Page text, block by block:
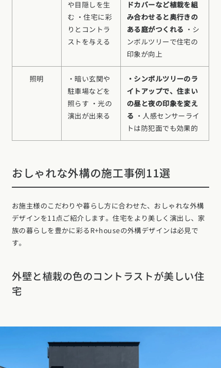
や目隠しを生
む ・住宅に彩
りとコントラ
ストを与える
ドカバーなど植栽を組
み合わせると奥行きの
ある庭がつくれる ・シ
ンボルツリーで住宅の
印象が向上
照明
・暗い玄関や
駐車場などを
照らす ・光の
演出が出来る
・シンボルツリーのラ
イトアップで、住まい
の昼と夜の印象を変え
る ・人感センサーライ
トは防犯面でも効果的
おしゃれな外構の施工事例11選
お施主様のこだわりや暮らし方に合わせた、おしゃれな外構
デザインを11点ご紹介します。住宅をより美しく演出し、家
族の暮らしを豊かに彩るR+houseの外構デザインは必見で
す。
外壁と植栽の色のコントラストが美しい住
宅
岐阜県 (24)静岡県 (24) 三重県 (5)
大阪府 (19) 兵庫県 (36) 京都府 (6) 滋賀県 (0)奈良県 (6)
岡山県 (8)鳥取県 (12) 島根県 (12)山口県 (5)